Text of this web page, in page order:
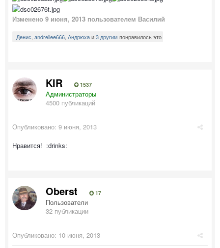
Изменено 9 июня, 2013 пользователем Василий
Денис andreilee666 Андрюхаи3 другим понравилось это
KIR 1537
Администраторы
4500 публикаций
Опубликовано: 9 июня, 2013
Нравится! :drinks:
Oberst 17
Пользователи
32 публикации
Опубликовано: 10 июня, 2013